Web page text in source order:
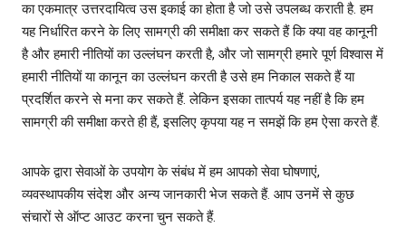
का एकमात्र उत्तरदायित्‍व उस इकाई का होता है जो उसे उपलब्ध कराती है. हम
यह निर्धारित करने के लिए सामग्री की समीक्षा कर सकते हैं कि क्‍या वह कानूनी
है और हमारी नीतियों का उल्‍लंघन करती है, और जो सामग्री हमारे पूर्ण विश्वास में
हमारी नीतियों या कानून का उल्‍लंघन करती है उसे हम निकाल सकते हैं या
प्रदर्शित करने से मना कर सकते हैं. लेकिन इसका तात्पर्य यह नहीं है कि हम
सामग्री की समीक्षा करते ही हैं, इसलिए कृपया यह न समझें कि हम ऐसा करते हैं.
आपके द्वारा सेवाओं के उपयोग के संबंध में हम आपको सेवा घोषणाएं,
व्‍यवस्‍थापकीय संदेश और अन्‍य जानकारी भेज सकते हैं. आप उनमें से कुछ
संचारों से ऑप्‍ट आउट करना चुन सकते हैं.